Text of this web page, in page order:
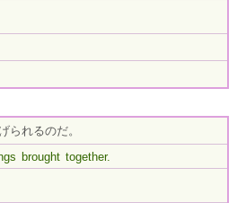
られるのだ。
brought together.